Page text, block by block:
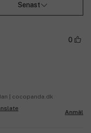
Senast
0
| cocopanda.dk
Anmäl